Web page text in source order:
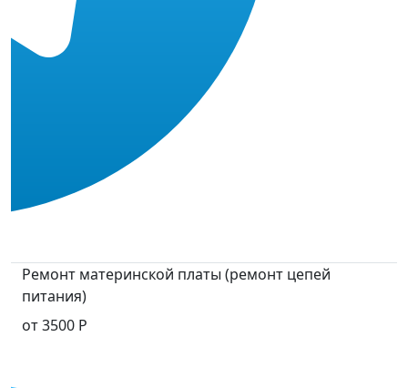
Ремонт материнской платы (ремонт цепей
питания)
от 3500 Р